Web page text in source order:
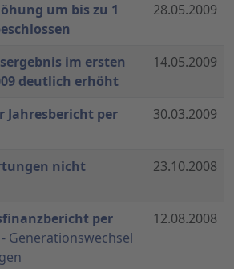
um bis zu 1
28.05.2009
im ersten
deutlich erhöht
14.05.2009
Jahresbericht per
30.03.2009
nicht
23.10.2008
per
- Generationswechsel
12.08.2008